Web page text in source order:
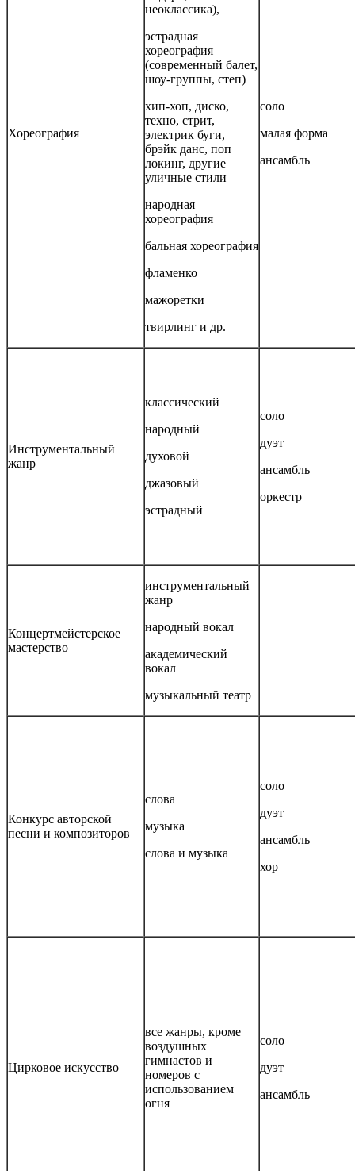
Хореография
неоклассика),
эстрадная
хореография
(современный балет,
шоу-группы, степ)
хип-хоп, диско,
техно, стрит,
электрик буги,
брэйк данс, поп
локинг, другие
уличные стили
народная
хореография
бальная хореография
фламенко
мажоретки
твирлинг и др.
соло
малая форма
ансамбль
Инструментальный
жанр
классический
народный
духовой
джазовый
эстрадный
соло
дуэт
ансамбль
оркестр
Концертмейстерское
мастерство
инструментальный
жанр
народный вокал
академический
вокал
музыкальный театр
Конкурс авторской
песни и композиторов
слова
музыка
слова и музыка
соло
дуэт
ансамбль
хор
Цирковое искусство
все жанры, кроме
воздушных
гимнастов и
номеров с
использованием
огня
соло
дуэт
ансамбль